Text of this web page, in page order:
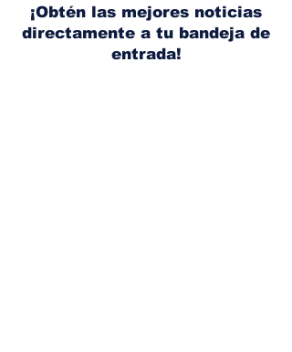
¡Obtén las mejores noticias
directamente a tu bandeja de
entrada!